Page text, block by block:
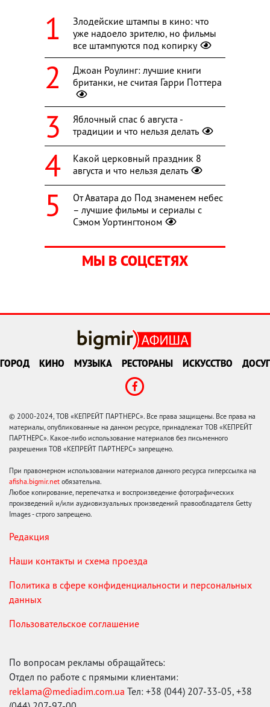
Злодейские штампы в кино: что
уже надоело зрителю, но фильмы
все штампуются под копирку
Джоан Роулинг: лучшие книги
британки, не считая Гарри Поттера
Яблочный спас 6 августа -
традиции и что нельзя делать
Какой церковный праздник 8
августа и что нельзя делать
От Аватара до Под знаменем небес
– лучшие фильмы и сериалы с
Сэмом Уортингтоном
МЫ В СОЦСЕТЯХ
ГОРОД КИНО МУЗЫКА РЕСТОРАНЫ ИСКУССТВО ДОСУГ
© 2000-2024, ТОВ «КЕПРЕЙТ ПАРТНЕРС». Все права защищены. Все права на
материалы, опубликованные на данном ресурсе, принадлежат ТОВ «КЕПРЕЙТ
ПАРТНЕРС». Какое-либо использование материалов без письменного
разрешения ТОВ «КЕПРЕЙТ ПАРТНЕРС» запрещено.
При правомерном использовании материалов данного ресурса гиперссылка на
afisha.bigmir.net обязательна.
Любое копирование, перепечатка и воспроизведение фотографических
произведений и/или аудиовизуальных произведений правообладателя Getty
Images - строго запрещено.
Редакция
Наши контакты и схема проезда
Политика в сфере конфиденциальности и персональных
данных
Пользовательское соглашение
По вопросам рекламы обращайтесь:
Отдел по работе с прямыми клиентами:
reklama@mediadim.com.ua Тел: +38 (044) 207-33-05, +38